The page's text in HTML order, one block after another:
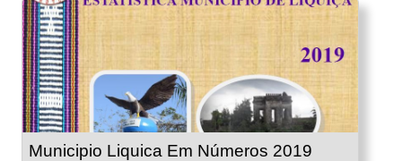
Municipio Liquica Em Números 2019